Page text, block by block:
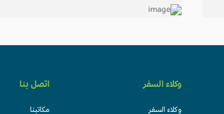
وكلاء السفر
وكلاء السفر
اتصل بنا
مكاتبنا